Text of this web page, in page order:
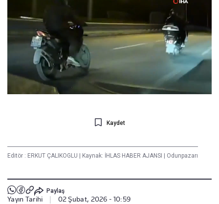
Kaydet
Editör : ERKUT ÇALIKOGLU Kaynak: İHLAS HABER AJANSI Odunpazarı
Paylaş
Yayın Tarihi 02 Şubat, 2026 - 10:59